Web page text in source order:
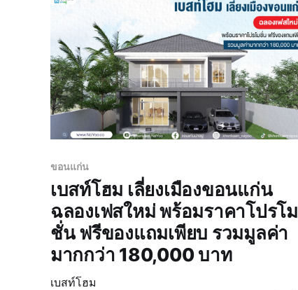
ขอนแก่น
เบสท์โฮม เลี่ยงเมืองขอนแก่น
ฉลองเฟสใหม่ พร้อมราคาโปรโม
ชั่น ฟรีของแถมเพียบ รวมมูลค่า
มากกว่า 180,000 บาท
เบสท์โฮม